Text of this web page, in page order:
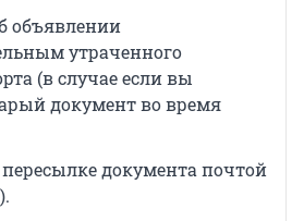
объявлении
утраченного
(в случае если вы
документ во время
документа почтой